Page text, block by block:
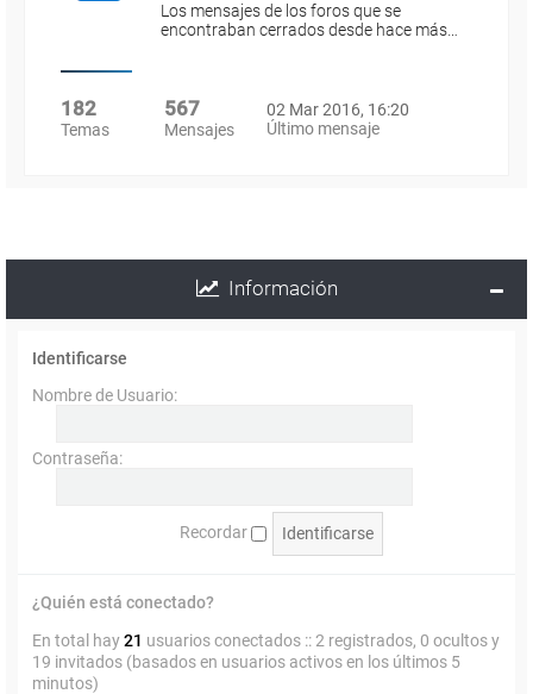
Los mensajes de los foros que se
encontraban cerrados desde hace más…
182
Temas
567
Mensajes
02 Mar 2016, 16:20
Último mensaje
Información
Identificarse
Nombre de Usuario:
Contraseña:
Recordar
¿Quién está conectado?
En total hay21 usuarios conectados :: 2 registrados, 0 ocultos y
19 invitados (basados en usuarios activos en los últimos 5
minutos)